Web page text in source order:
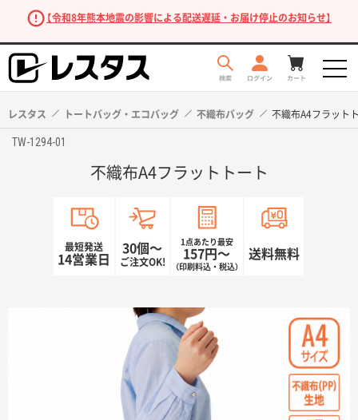
【令和8年熊本地震の影響による配送遅延・お届け停止のお知らせ】
レスタス トートバッグ・エコバッグ 不織布バッグ 不織布A4フラット
TW-1294-01
不織布A4フラットトート
最短発送
14営業日
30個〜
ご注文OK!
1点あたり最安
157円〜
（印刷料込・税込）
送料無料